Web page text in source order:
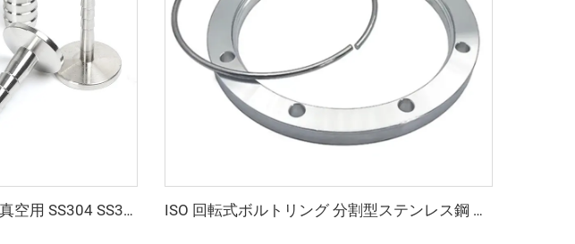
KFホースバーブアダプター 真空用 SS304 SS316L ホースバーブアダプター KF16-KF50 NW16-NW50 ステンレス鋼製真空継手 半導体用 ISO 回転式ボルトリング 分割型ステンレス鋼 高品質 ISO63-ISO500 レタナーリング SS304/SS316L 高真空パイプ継手 クランプフランジ